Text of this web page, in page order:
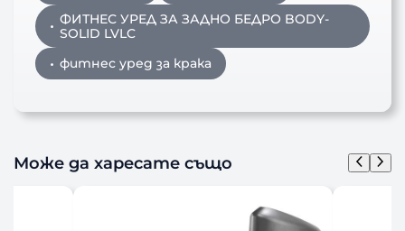
ФИТНЕС УРЕД ЗА ЗАДНО БЕДРО BODY-
SOLID LVLC
фитнес уред за крака
Може да харесате също